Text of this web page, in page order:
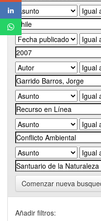
Comenzar nueva
Añadir filtros: